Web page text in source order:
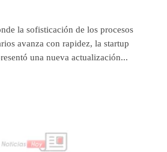
la sofisticación de los procesos
avanza con rapidez, la startup
una nueva actualización...